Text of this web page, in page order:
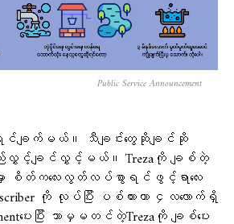
Public Service Announcement
ရင်ချက်မယ်။ သီချင်းတွေဆိုချင်ဆို
ည်းလွှင့်ချင်လွှင့်မယ်။ Trezaကို ချစ်တဲ့
းမှာ စိတ်ကလေးလွတ်လပ်စွာရင်ဖွင့်ရာလေး
ကို လုပ်ပြီး ပစ်ထားတာ ၄လလောက်ရှိ
ပေးပြီး ဘာမှမတင်တဲ့Trezaကို ချစ်ပေး